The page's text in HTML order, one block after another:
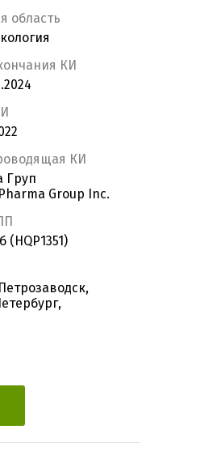
область
КИ
КИ
Груп
Group Inc.